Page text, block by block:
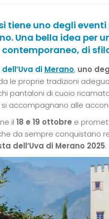
si tiene uno degli
Una bella idea per
di
di Merano, uno
le proprie tradizioni
pantaloni di cuoio
si accompagnano alle
il 18 e 19 ottobre e
da sempre conquistano
dell’Uva di Merano 2025: